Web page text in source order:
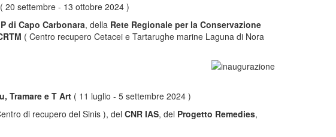
( 20 settembre - 13 ottobre 2024 )
di Capo Carbonara, della Rete Regionale per la Conservazione
( Centro recupero Cetacei e Tartarughe marine Laguna di Nora
Tramare e T Art ( 11 luglio - 5 settembre 2024 )
di recupero del Sinis ), del CNR IAS, del Progetto Remedies,